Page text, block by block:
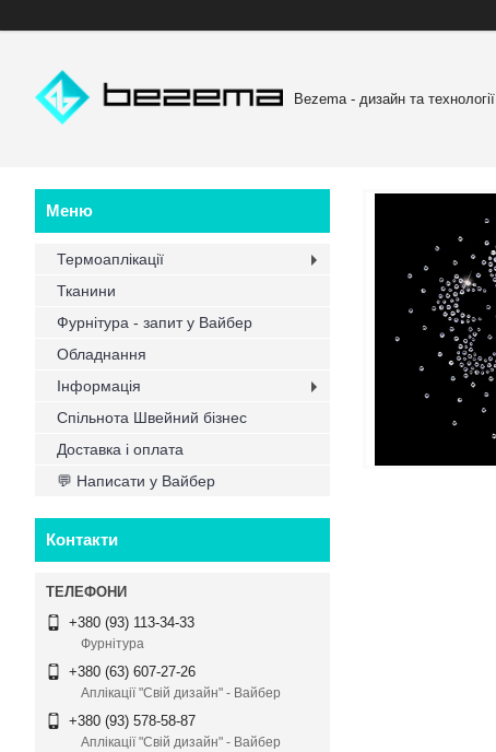
Bezema - дизайн та технології
Термоаплікації
Тканини
Фурнітура - запит у Вайбер
Обладнання
Інформація
Спільнота Швейний бізнес
Доставка і оплата
💬 Написати у Вайбер
Контакти
+380 (93) 113-34-33
Фурнітура
+380 (63) 607-27-26
Аплікації "Свій дизайн" - Вайбер
+380 (93) 578-58-87
Аплікації "Свій дизайн" - Вайбер